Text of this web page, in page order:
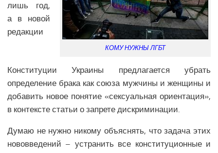
Аналитика Африки
Вооружение Африки
Религия в Африке
Экономика Африки
Климат Африки
КОМУ НУЖНЫ ЛГБТ
лишь год,
а в новой
редакции
Конституции Украины предлагается убрать
определение брака как союза мужчины и женщины и
добавить новое понятие «сексуальная ориентация»,
в контексте статьи о запрете дискриминации.
Думаю не нужно никому объяснять, что задача этих
нововведений – устранить все конституционные и